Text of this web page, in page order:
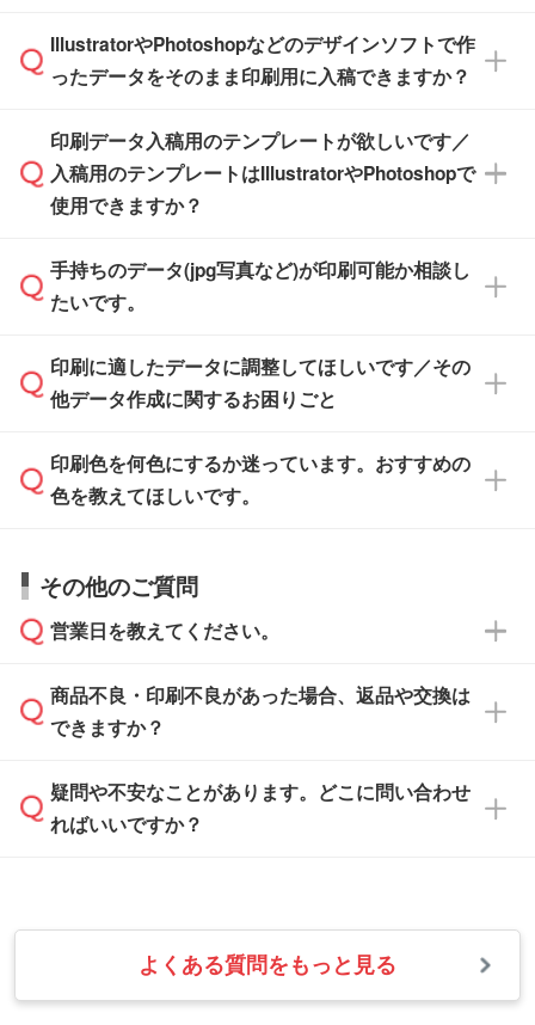
品が決まりましたらお早めのご発注をお願いい
たします。
※土日祝日を除く営業日換算です。
※沖縄・離島は追加日数がかかります。
※化粧箱から白箱への入れ替えや、オリジナル
箱の作成は原則承っておりません。
無料の「デザインシミュレーター」を使えば、
PCやスマホから簡単にデザインを作成できま
ザインソフトがなくても安心です。
また、「データ作成サービス
せいただければ、弊社にて無料でデザインデー
タを1点作成いたします。
IllustratorやPhotoshopなどのデザインソフトで作
ったデータをそのまま印刷用に入稿できますか？
IllustratorやPhotoshop、CLIP STUDIOなどのデ
ザインソフトでこだわりのデザインを作成した
い方は、完全データ入稿
積・ご注文フォームにアップロードしてご入稿
ください。
ご入稿後は経験豊富なスタッフがデータに不備
がないかチェックし、お客様と確認してから印
刷に進みますので、ご安心ください。
印刷データ入稿用のテンプレートが欲しいです／
入稿用のテンプレートはIllustratorやPhotoshopで
使用できますか？
一部商品は入稿用テンプレートのご用意があり
ます。各商品ページの『印刷方法・テンプレー
入稿用のテンプレートはPDF形式ですが、
IllustratorやPhotoshopで開いてご利用いただけ
方」をご確認ください。
手持ちのデータ(jpg写真など)が印刷可能か相談し
たいです。
印刷に適したデータ・解像度かどうか、担当ス
タッフが事前に確認いたします。
ムへ添付いただくか、担当スタッフ宛にメール
でお送りください。
い合わせください。
なお、印刷用データの作り方に関する詳細は、
印刷に適したデータに調整してほしいです／その
他データ作成に関するお困りごと
データ作成でお困りの際には、担当スタッフが
サポートいたしますのでお気軽にご相談くださ
から添付してお送りください。
・解像度の低いデータをトレース/調整してほ
しい
解像度の低い画像や、手書きのイラスト、写真
などを、印刷に適したベクターデータに変換し
・フルカラーデータを1色に変換してほしい
・1色印刷でグラデーションや濃淡を表現した
い
印刷色を何色にするか迷っています。おすすめの
色を教えてほしいです。
お見積・ご注文・
相談いただきますと、担当スタッフがお客様の
ご希望や商品の本体色を確認し、印刷色をご提
本体色がブラック、ネイビーなど濃色の場合は
白色か淡い色の印刷色をおすすめしておりま
す。
本体色がナチュラルなど淡色の場合、印刷をく
っきりと目立たせたいときは濃い印刷色が、柔
らかい雰囲気にしたいときは淡い印刷色が映え
また、お選びいただいた印刷色が本体色に合わ
ない場合や仕上がりに影響しそうな場合は、ス
タッフから別の色をご案内することもございま
その他のご質問
営業日を教えてください。
営業日は平日の10:00～18:00で、土日祝日はお
休みとなります。注文・見積・お問い合わせ
速やかに対応いたします。
商品不良・印刷不良があった場合、返品や交換は
できますか？
お手数をお掛けいたしますが、至急担当スタッ
フまでご連絡ください。商品の状況を確認し、
・お届け時に商品が損傷・故障している場合
・ご注文と異なる商品が届いた場合
・印刷不良があった場合
疑問や不安なことがあります。どこに問い合わせ
ればいいですか？
業日以内に担当スタッフよりメールにてご連絡
いたします。
お急ぎの場合はお電話でのご質問も受け付けて
よくある質問をもっと見る